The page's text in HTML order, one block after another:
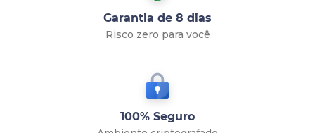
Garantia de 8 dias
Risco zero para você
100% Seguro